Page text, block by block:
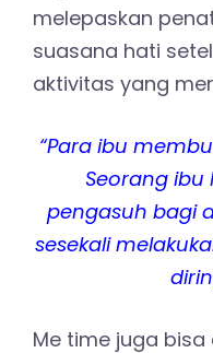
melepaskan
suasana hati
aktivitas yang
“Para ibu
Seorang
pengasuh bagi
sesekali
Me time juga